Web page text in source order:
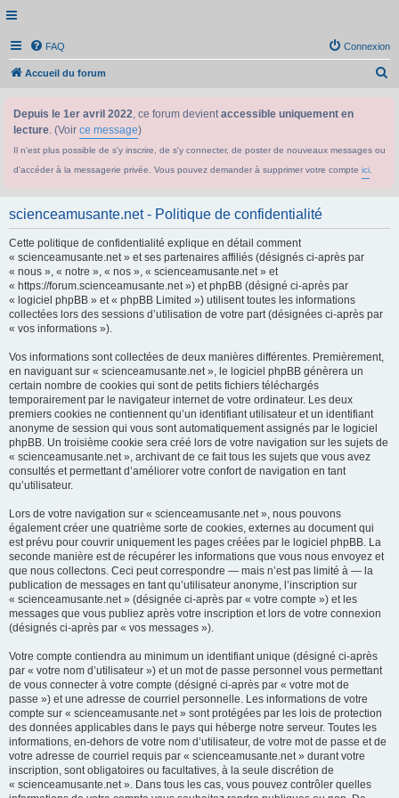
FAQ Connexion
Accueil du forum
Depuis le 1er avril 2022, ce forum devientaccessible uniquement en
lecture. (Voir ce message)
Il n'est plus possible de s'y inscrire, de s'y connecter, de poster de nouveaux messages ou
d'accéder à la messagerie privée. Vous pouvez demander à supprimer votre compte ici
scienceamusante.net - Politique de confidentialité
Cette politique de confidentialité explique en détail comment
« scienceamusante.net » et ses partenaires affiliés (désignés ci-après par
« nous », « notre », « nos », « scienceamusante.net » et
« https://forum.scienceamusante.net ») et phpBB (désigné ci-après par
« logiciel phpBB » et « phpBB Limited ») utilisent toutes les informations
collectées lors des sessions d’utilisation de votre part (désignées ci-après par
« vos informations »).
Vos informations sont collectées de deux manières différentes. Premièrement,
en naviguant sur « scienceamusante.net », le logiciel phpBB génèrera un
certain nombre de cookies qui sont de petits fichiers téléchargés
temporairement par le navigateur internet de votre ordinateur. Les deux
premiers cookies ne contiennent qu’un identifiant utilisateur et un identifiant
anonyme de session qui vous sont automatiquement assignés par le logiciel
phpBB. Un troisième cookie sera créé lors de votre navigation sur les sujets de
« scienceamusante.net », archivant de ce fait tous les sujets que vous avez
consultés et permettant d’améliorer votre confort de navigation en tant
qu’utilisateur.
Lors de votre navigation sur « scienceamusante.net », nous pouvons
également créer une quatrième sorte de cookies, externes au document qui
est prévu pour couvrir uniquement les pages créées par le logiciel phpBB. La
seconde manière est de récupérer les informations que vous nous envoyez et
que nous collectons. Ceci peut correspondre — mais n’est pas limité à — la
publication de messages en tant qu’utilisateur anonyme, l’inscription sur
« scienceamusante.net » (désignée ci-après par « votre compte ») et les
messages que vous publiez après votre inscription et lors de votre connexion
(désignés ci-après par « vos messages »).
Votre compte contiendra au minimum un identifiant unique (désigné ci-après
par « votre nom d’utilisateur ») et un mot de passe personnel vous permettant
de vous connecter à votre compte (désigné ci-après par « votre mot de
passe ») et une adresse de courriel personnelle. Les informations de votre
compte sur « scienceamusante.net » sont protégées par les lois de protection
des données applicables dans le pays qui héberge notre serveur. Toutes les
informations, en-dehors de votre nom d’utilisateur, de votre mot de passe et de
votre adresse de courriel requis par « scienceamusante.net » durant votre
inscription, sont obligatoires ou facultatives, à la seule discrétion de
« scienceamusante.net ». Dans tous les cas, vous pouvez contrôler quelles